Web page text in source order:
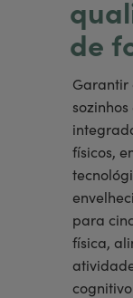
de
Garantir
físicos,
para
física,